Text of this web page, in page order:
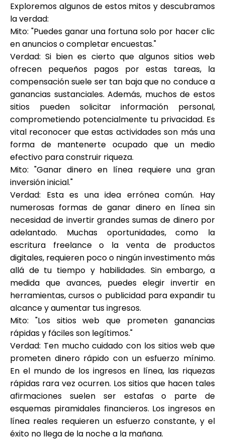
Mi Cuenta
Obtener financiación
ask@scrambleup.com
+372 712 2955
Exploremos algunos de estos mitos y descubramos
la verdad:
Mito: "Puedes ganar una fortuna solo por hacer clic
en anuncios o completar encuestas."
Verdad: Si bien es cierto que algunos sitios web
ofrecen pequeños pagos por estas tareas, la
compensación suele ser tan baja que no conduce a
ganancias sustanciales. Además, muchos de estos
sitios pueden solicitar información personal,
comprometiendo potencialmente tu privacidad. Es
vital reconocer que estas actividades son más una
forma de mantenerte ocupado que un medio
efectivo para construir riqueza.
Mito: "Ganar dinero en línea requiere una gran
inversión inicial."
Verdad: Esta es una idea errónea común. Hay
numerosas formas de ganar dinero en línea sin
necesidad de invertir grandes sumas de dinero por
adelantado. Muchas oportunidades, como la
escritura freelance o la venta de productos
digitales, requieren poco o ningún investimento más
allá de tu tiempo y habilidades. Sin embargo, a
medida que avances, puedes elegir invertir en
herramientas, cursos o publicidad para expandir tu
alcance y aumentar tus ingresos.
Mito: "Los sitios web que prometen ganancias
rápidas y fáciles son legítimos."
Verdad: Ten mucho cuidado con los sitios web que
prometen dinero rápido con un esfuerzo mínimo.
En el mundo de los ingresos en línea, las riquezas
rápidas rara vez ocurren. Los sitios que hacen tales
afirmaciones suelen ser estafas o parte de
esquemas piramidales financieros. Los ingresos en
línea reales requieren un esfuerzo constante, y el
éxito no llega de la noche a la mañana.